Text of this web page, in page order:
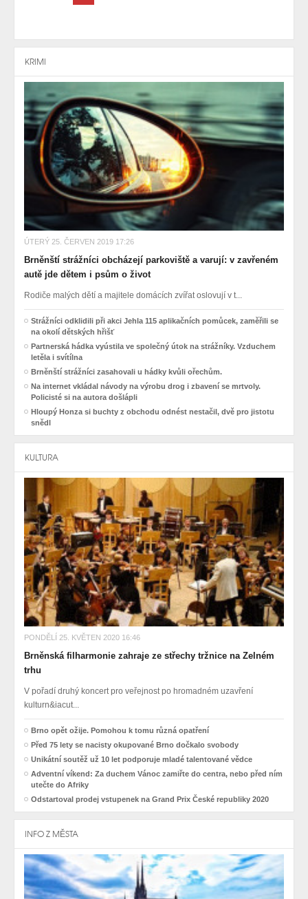
KRIMI
ÚTERÝ 25. ČERVEN 2019 17:26
Brněnští strážníci obcházejí parkoviště a varují: v zavřeném
autě jde dětem i psům o život
Rodiče malých dětí a majitele domácích zvířat oslovují v t...
Strážníci odklidili při akci Jehla 115 aplikačních pomůcek, zaměřili se
na okolí dětských hřišť
Partnerská hádka vyústila ve společný útok na strážníky. Vzduchem
letěla i svítílna
Brněnští strážníci zasahovali u hádky kvůli ořechům.
Na internet vkládal návody na výrobu drog i zbavení se mrtvoly.
Policisté si na autora došlápli
Hloupý Honza si buchty z obchodu odnést nestačil, dvě pro jistotu
snědl
KULTURA
PONDĚLÍ 25. KVĚTEN 2020 16:46
Brněnská filharmonie zahraje ze střechy tržnice na Zelném
trhu
V pořadí druhý koncert pro veřejnost po hromadném uzavření
kulturn&iacut...
Brno opět ožije. Pomohou k tomu různá opatření
Před 75 lety se nacisty okupované Brno dočkalo svobody
Unikátní soutěž už 10 let podporuje mladé talentované vědce
Adventní víkend: Za duchem Vánoc zamiřte do centra, nebo před ním
utečte do Afriky
Odstartoval prodej vstupenek na Grand Prix České republiky 2020
INFO Z MĚSTA